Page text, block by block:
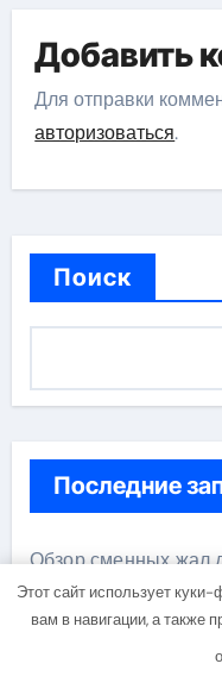
Добавить
Для отправки
авторизоваться.
Поиск
Последние
Обзор сменных жал
T330 и T990
Прошивные
Этот сайт использует
вам в навигации, а также